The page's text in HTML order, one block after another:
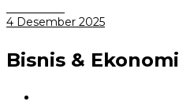
4 Desember 2025
Bisnis & Ekonomi